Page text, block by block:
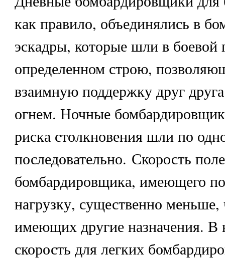
как правило, объединялись в
эскадры, которые шли в боевой
определенном строю,
взаимную поддержку друг
огнем. Ночные
риска столкновения шли по
последовательно. Скорость
бомбардировщика, имеющего
нагрузку, существенно меньше,
имеющих другие назначения. В
скорость для легких